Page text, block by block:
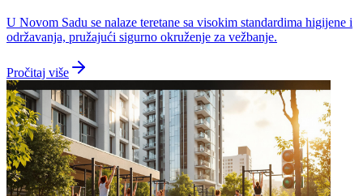
U Novom Sadu se nalaze teretane sa visokim standardima higijene i
održavanja, pružajući sigurno okruženje za vežbanje.
Pročitaj više